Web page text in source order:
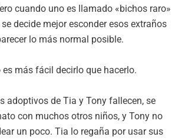
cuando uno es llamado «bichos raro»
decide mejor esconder esos extraños
lo más normal posible.
es más fácil decirlo que hacerlo.
adoptivos de Tia y Tony fallecen, se
con muchos otros niños, y Tony no
un poco. Tia lo regaña por usar sus